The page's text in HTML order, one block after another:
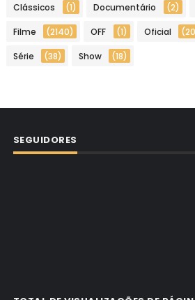
Clássicos (1) Documentário (2)
Filme (2140) OFF (1) Oficial
Série (38) Show (18)
SEGUIDORES